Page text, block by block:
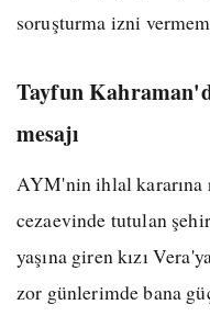
soruşturma izni
Tayfun
mesajı
AYM'nin ihlal kararına
cezaevinde tutulan
yaşına giren kızı
zor günlerimde bana